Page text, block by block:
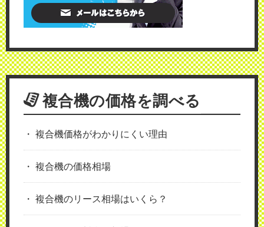
複合機の価格を調べる
複合機価格がわかりにくい理由
複合機の価格相場
複合機のリース相場はいくら？